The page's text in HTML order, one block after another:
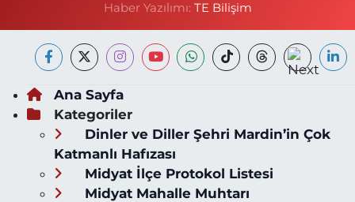
Haber Yazılımı: TE Bilişim
Ana Sayfa
Kategoriler
Dinler ve Diller Şehri Mardin’in Çok
Katmanlı Hafızası
Midyat İlçe Protokol Listesi
Midyat Mahalle Muhtarı